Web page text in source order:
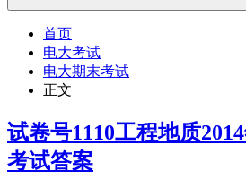
首页
电大考试
电大期末考试
正文
试卷号1110工程地质
考试答案